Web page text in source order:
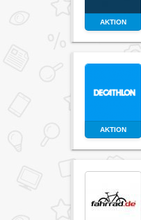
AKTION
AKTION